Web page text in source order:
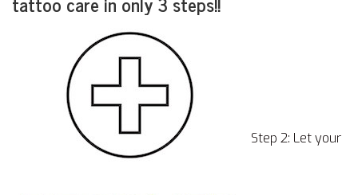
Step 2: Let your